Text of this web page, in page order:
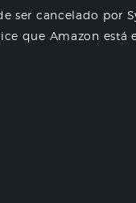
ser cancelado por
que Amazon está